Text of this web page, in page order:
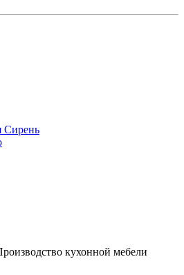
Сирень
кухонной мебели